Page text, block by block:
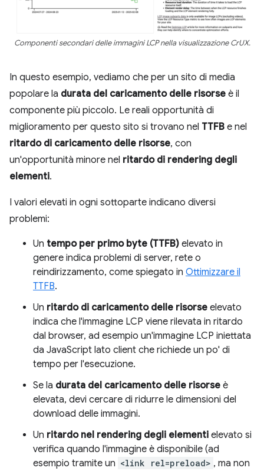
Componenti secondari delle immagini LCP nella visualizzazione CrUX.
In questo esempio, vediamo che per un sito di media
popolare la durata del caricamento delle risorse è il
componente più piccolo. Le reali opportunità di
miglioramento per questo sito si trovano nel TTFB e nel
ritardo di caricamento delle risorse, con
un'opportunità minore nel ritardo di rendering degli
elementi.
I valori elevati in ogni sottoparte indicano diversi
problemi:
Un tempo per primo byte (TTFB) elevato in
genere indica problemi di server, rete o
reindirizzamento, come spiegato in Ottimizzare il
TTFB.
Un ritardo di caricamento delle risorse elevato
indica che l'immagine LCP viene rilevata in ritardo
dal browser, ad esempio un'immagine LCP iniettata
da JavaScript lato client che richiede un po' di
tempo per l'esecuzione.
Se la durata del caricamento delle risorse è
elevata, devi cercare di ridurre le dimensioni del
download delle immagini.
Un ritardo nel rendering degli elementi elevato si
verifica quando l'immagine è disponibile (ad
esempio tramite un <link rel=preload> , ma non